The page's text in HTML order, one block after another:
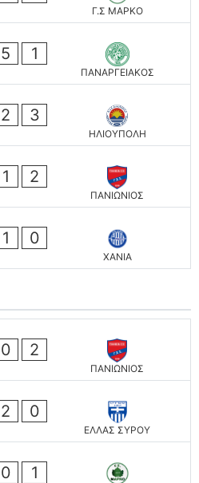
Γ.Σ ΜΑΡΚΟ
5 1
ΠΑΝΑΡΓΕΙΑΚΟΣ
2 3
ΗΛΙΟΥΠΟΛΗ
1 2
ΠΑΝΙΩΝΙΟΣ
1 0
ΧΑΝΙΑ
0 2
ΠΑΝΙΩΝΙΟΣ
2 0
ΕΛΛΑΣ ΣΥΡΟΥ
0 1